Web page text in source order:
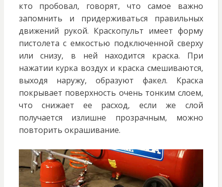
кто пробовал, говорят, что самое важно
запомнить и придерживаться правильных
движений рукой. Краскопульт имеет форму
пистолета с емкостью подключенной сверху
или снизу, в ней находится краска. При
нажатии курка воздух и краска смешиваются,
выходя наружу, образуют факел. Краска
покрывает поверхность очень тонким слоем,
что снижает ее расход, если же слой
получается излишне прозрачным, можно
повторить окрашивание.